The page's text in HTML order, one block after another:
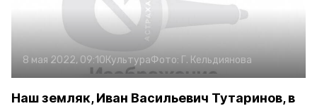
8 мая 2022, 09:10КультураФото: Г. Кельдиянова
Наш земляк, Иван Васильевич Тутаринов, в